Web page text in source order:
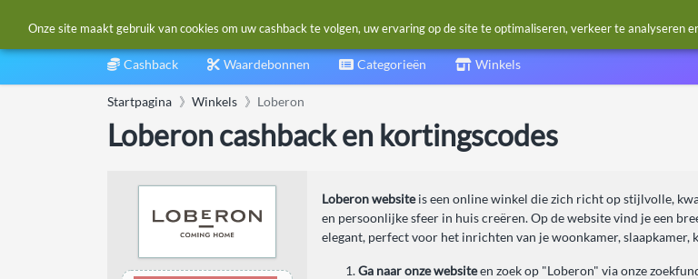
Cashback Waardebonnen Categorieën Winkels
Startpagina Winkels Loberon
Loberon cashback en kortingscodes
Loberon websiteis een online winkel die zich richt op stijlvolle,
en persoonlijke sfeer in huis creëren. Op de website vind je een
elegant, perfect voor het inrichten van je woonkamer, slaapkamer,
Ga naar onze websiteen zoek op "Loberon" via onze
Onze site maakt gebruik van cookies om uw cashback te volgen, uw ervaring op de site te optimaliseren, verkeer te analyseren